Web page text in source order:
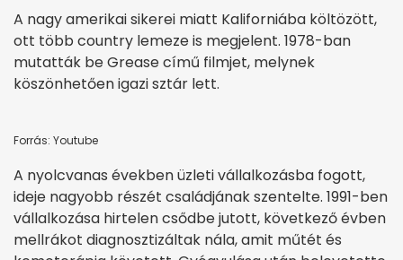
A nagy amerikai sikerei miatt Kaliforniába költözött,
ott több country lemeze is megjelent. 1978-ban
mutatták be Grease című filmjet, melynek
köszönhetően igazi sztár lett.
Forrás: Youtube
A nyolcvanas években üzleti vállalkozásba fogott,
ideje nagyobb részét családjának szentelte. 1991-ben
vállalkozása hirtelen csődbe jutott, következő évben
mellrákot diagnosztizáltak nála, amit műtét és